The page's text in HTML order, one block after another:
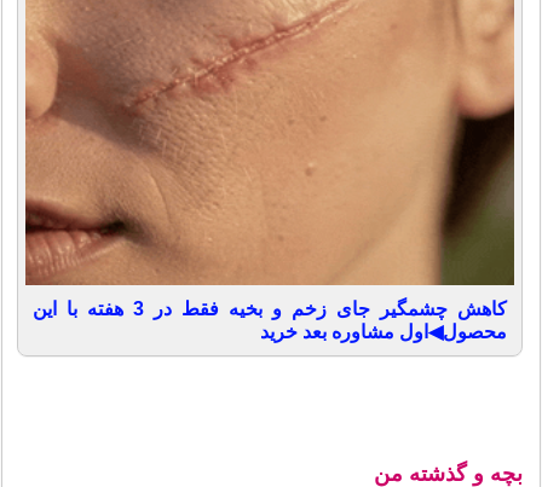
کاهش چشمگیر جای زخم و بخیه فقط در 3 هفته با این
محصول◀اول مشاوره بعد خرید
بچه و گذشته من